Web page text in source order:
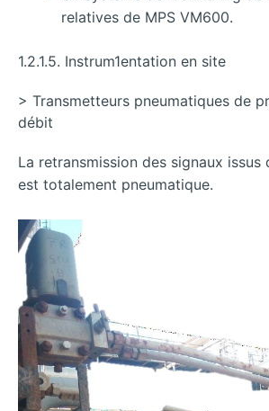
relatives de MPS VM600.
1.2.1.5. Instrum1entation en site
> Transmetteurs pneumatiques de
débit
La retransmission des signaux issus
est totalement pneumatique.